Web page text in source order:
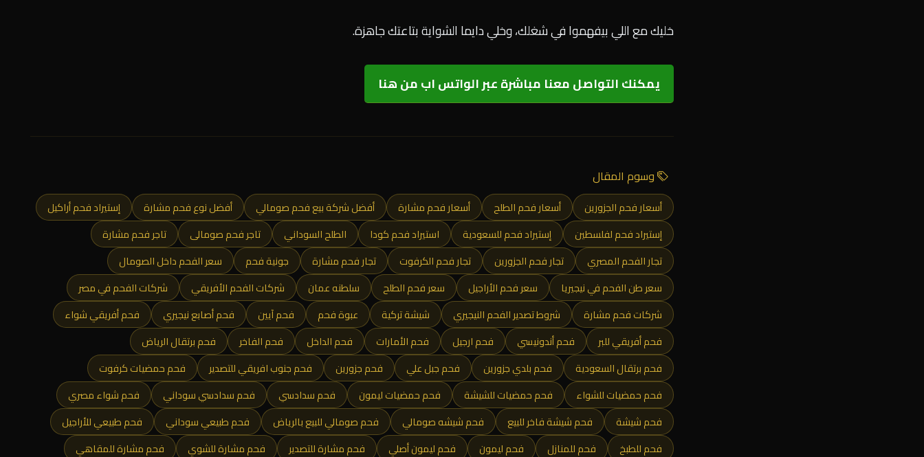
خليك مع اللي بيفهموا في شغلك، وخلي دايما الشواية بتاعتك جاهزة.
يمكنك التواصل معنا مباشرة عبر الواتس اب من هنا
وسوم المقال
أسعار فحم الجزورين أسعار فحم الطلح أسعار فحم مشارة أفضل شركة بيع فحم صومالي أفضل نوع فحم مشارة
إستيراد فحم أراكيل
إستيراد فحم لفلسطين
إستيراد فحم للسعودية استيراد فحم كودا الطلح السوداني تاجر فحم صومالى
تاجر فحم مشارة
تجار الفحم المصري
تجار فحم الجزورين تجار فحم الكرفوت تجار فحم مشارة جونية فحم
سعر الفحم داخل الصومال
سعر طن الفحم في نيجيريا
سعر فحم الأراجيل سعر فحم الطلح سلطنه عمان شركات الفحم الأفريقي
شركات الفحم في مصر
شركات فحم مشارة
شروط تصدير الفحم النيجيري شيشة تركية عبوة فحم فحم آيين فحم أصابع نيجيري
فحم أفريقي شواء
فحم أفريقي للبر
فحم أندونيسي فحم ارجيل فحم الأمارات فحم الداخل فحم الفاخر
فحم برتقال الرياض
فحم برتقال السعودية
فحم بلدي جزورين فحم جبل علي فحم جزورين فحم جنوب افريقي للتصدير
فحم حمضيات كرفوت
فحم حمضيات للشواء
فحم حمضيات للشيشة فحم حمضيات ليمون فحم سدادسي فحم سدادسي سوداني
فحم شواء مصري
فحم شيشة
فحم شيشة فاخر للبيع فحم شيشه صومالي فحم صومالي للبيع بالرياض فحم طبيعي سوداني
فحم طبيعي للأراجيل
فحم للطبخ
فحم للمنازل فحم ليمون فحم ليمون أصلي فحم مشارة للتصدير فحم مشارة للشوي فحم مشارة للمقاهي